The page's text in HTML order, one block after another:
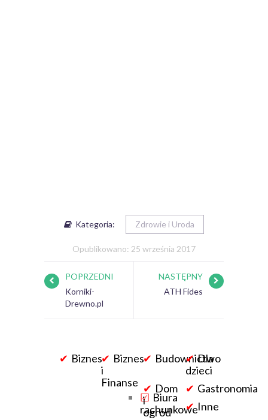
Kategoria: Zdrowie i Uroda
Opublikowano: 25 września 2017
POPRZEDNI
Korniki-
Drewno.pl
NASTĘPNY
ATH Fides
Biznes
Biznes
i
Finanse
Biura
rachunkowe
Budownictwo
Dla
dzieci
Dom
i
ogród
Gastronomia
Inne